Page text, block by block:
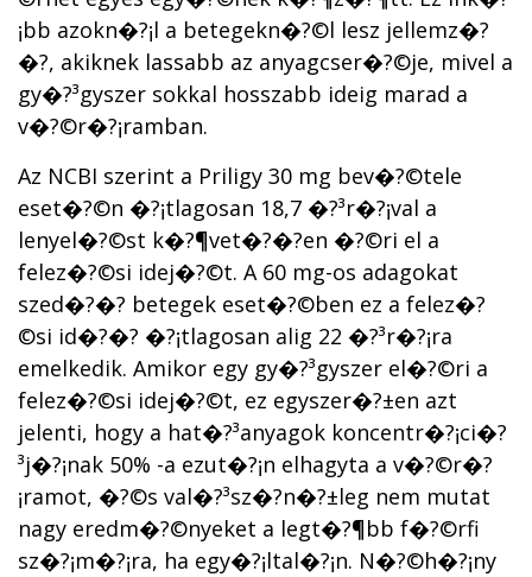
¡bb azokn�?¡l a betegekn�?©l lesz jellemz�?
�?, akiknek lassabb az anyagcser�?©je, mivel a
gy�?³gyszer sokkal hosszabb ideig marad a
v�?©r�?¡ramban.
Az NCBI szerint a Priligy 30 mg bev�?©tele
eset�?©n �?¡tlagosan 18,7 �?³r�?¡val a
lenyel�?©st k�?¶vet�?�?en �?©ri el a
felez�?©si idej�?©t. A 60 mg-os adagokat
szed�?�? betegek eset�?©ben ez a felez�?
©si id�?�? �?¡tlagosan alig 22 �?³r�?¡ra
emelkedik. Amikor egy gy�?³gyszer el�?©ri a
felez�?©si idej�?©t, ez egyszer�?±en azt
jelenti, hogy a hat�?³anyagok koncentr�?¡ci�?
³j�?¡nak 50% -a ezut�?¡n elhagyta a v�?©r�?
¡ramot, �?©s val�?³sz�?­n�?±leg nem mutat
nagy eredm�?©nyeket a legt�?¶bb f�?©rfi
sz�?¡m�?¡ra, ha egy�?¡ltal�?¡n. N�?©h�?¡ny